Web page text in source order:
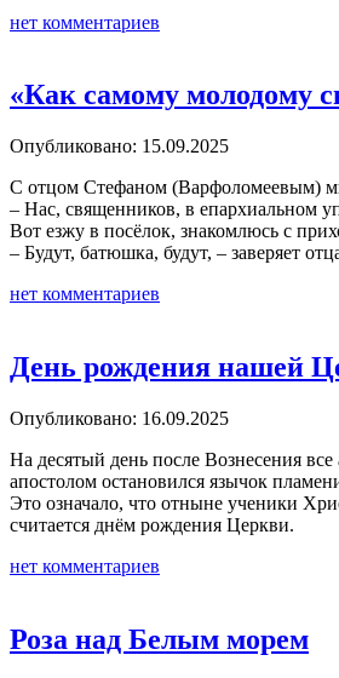
нет комментариев
«Как самому молодому
Опубликовано: 15.09.2025
С отцом Стефаном (Варфоломеевым)
– Нас, священников, в епархиальном
Вот езжу в посёлок, знакомлюсь с
– Будут, батюшка, будут, – заверяет
нет комментариев
День рождения нашей
Опубликовано: 16.09.2025
На десятый день после Вознесения
апостолом остановился язычок
Это означало, что отныне ученики
считается днём рождения Церкви.
нет комментариев
Роза над Белым морем